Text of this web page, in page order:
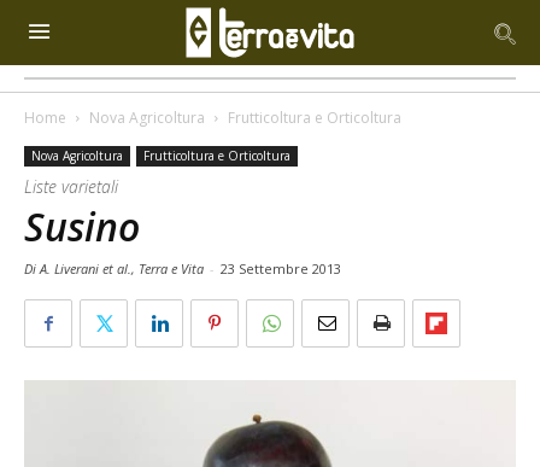
Home Nova Agricoltura Frutticoltura e Orticoltura
Nova Agricoltura Frutticoltura e Orticoltura
Liste varietali
Susino
Di A. Liverani et al., Terra e Vita - 23 Settembre 2013